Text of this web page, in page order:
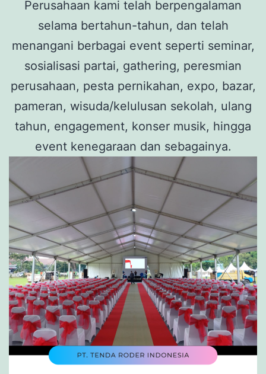
Perusahaan kami telah berpengalaman
selama bertahun-tahun, dan telah
menangani berbagai event seperti seminar,
sosialisasi partai, gathering, peresmian
perusahaan, pesta pernikahan, expo, bazar,
pameran, wisuda/kelulusan sekolah, ulang
tahun, engagement, konser musik, hingga
event kenegaraan dan sebagainya.